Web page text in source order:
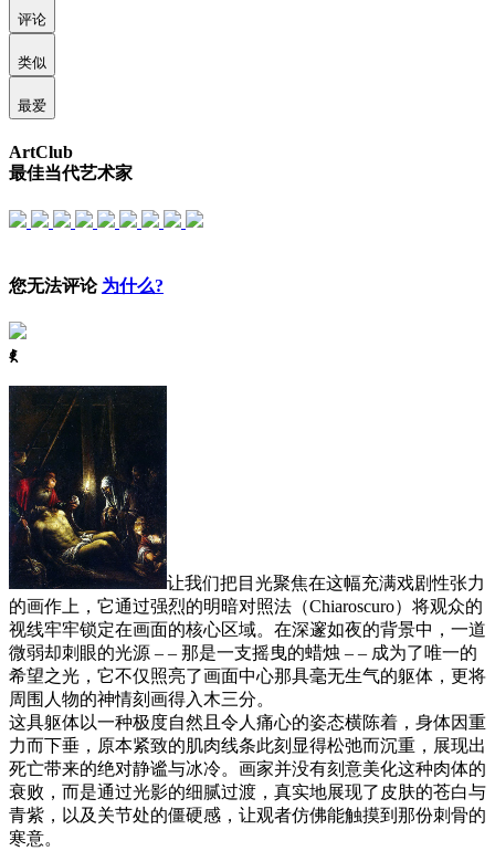
评论
类似
最爱
ArtClub
最佳当代艺术家
您无法评论 为什么?
ꈅ
让我们把目光聚焦在这幅充满戏剧性张力
的画作上，它通过强烈的明暗对照法（Chiaroscuro）将观众的
视线牢牢锁定在画面的核心区域。在深邃如夜的背景中，一道
微弱却刺眼的光源 – – 那是一支摇曳的蜡烛 – – 成为了唯一的
希望之光，它不仅照亮了画面中心那具毫无生气的躯体，更将
周围人物的神情刻画得入木三分。
这具躯体以一种极度自然且令人痛心的姿态横陈着，身体因重
力而下垂，原本紧致的肌肉线条此刻显得松弛而沉重，展现出
死亡带来的绝对静谧与冰冷。画家并没有刻意美化这种肉体的
衰败，而是通过光影的细腻过渡，真实地展现了皮肤的苍白与
青紫，以及关节处的僵硬感，让观者仿佛能触摸到那份刺骨的
寒意。